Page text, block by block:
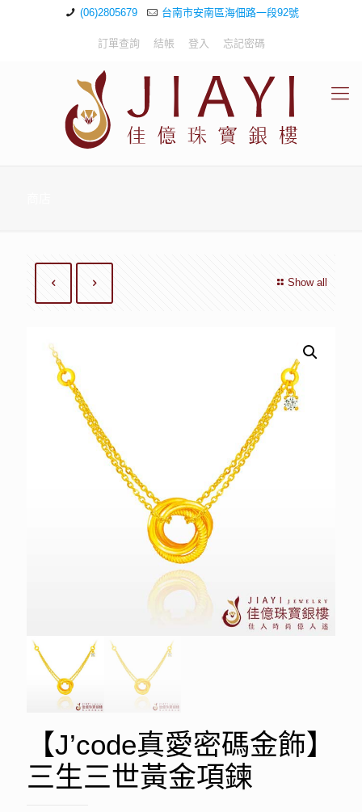
(06)2805679 台南市安南區海佃路一段92號
訂單查詢 結帳 登入 忘記密碼
Show all
【J’code真愛密碼金飾】
三生三世黃金項鍊